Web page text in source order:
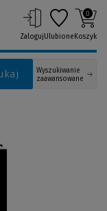
Wyszukiwanie
zaawansowane
ZalogujUlubione
0
Koszyk
(Link